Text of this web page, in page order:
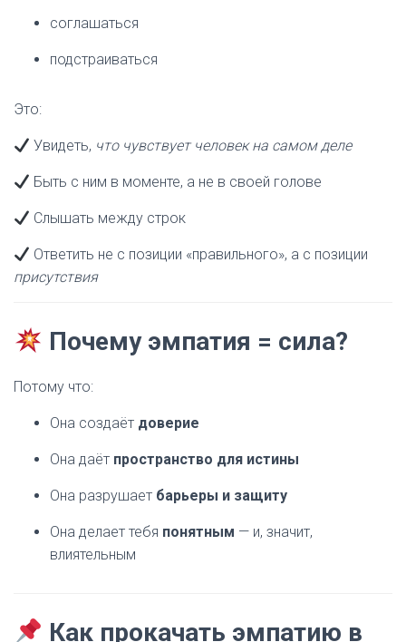
соглашаться
подстраиваться
Это:
Увидеть, что чувствует человек на самом деле
Быть с ним в моменте, а не в своей голове
Слышать между строк
Ответить не с позиции «правильного», а с позиции
присутствия
Почему эмпатия = сила?
Потому что:
Она создаёт доверие
Она даёт пространство для истины
Она разрушает барьеры и защиту
Она делает тебя понятным — и, значит,
влиятельным
Как прокачать эмпатию в